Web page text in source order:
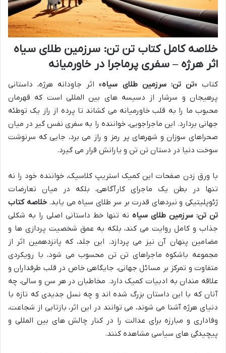
خلاصه کامل کتاب تن تن: سرزمین طلای سیاه
اثر هرژه – سفری پرماجرا در خاورمیانه
کتاب «تن تن: سرزمین طلای سیاه» اثر جاودانه هرژه، داستانی
پرهیجان و سرشار از دسیسه های بین المللی است که قهرمان
محبوب ما را به قلب خاورمیانه می کشاند تا پرده از راز یک توطئه
جهانی بردارد. این ماجراجویی، خواننده را به سفری نفس گیر در میان
صحراهای سوزان و شهرهای پر رمز و راز می برد، جایی که سرنوشت
سوخت دنیا در دستان تن تن و یارانش قرار می گیرد.
با ورق زدن صفحات این کمیک استریپ کلاسیک، خواننده خود را نه
تنها در بطن یک ماجرای کارآگاهی، بلکه در میان تعارضات
ژئوپلیتیکی و نبردهای قدرت بر سر طلای سیاه می یابد.خلاصه کتاب
تن تن: سرزمین طلای سیاه نه تنها خط داستانی اصلی را به شکلی
جذاب و کامل روایت می کند، بلکه به عمق شخصیت پردازی ها و
مضامین پنهان آن نیز می پردازد. این جلد، که پانزدهمین اثر از
مجموعه باشکوه ماجراهای تن تن محسوب می شود، با رویکردی
متفاوت و تمرکز بر مسائل جهانی، جایگاهی خاص در قلب طرفداران و
علاقه مندان به ادبیات کمیک دارد. مخاطبان در هر سن و سالی، چه
آنان که با این داستان بزرگ شده اند و چه نسل جدیدی که تازه با
دنیای هرژه آشنا می شوند، می توانند در این اثر، بازتابی از شجاعت،
وفاداری و مبارزه برای عدالت را در کنار چالش های بین المللی و
پیچیدگی های سیاسی مشاهده کنند.